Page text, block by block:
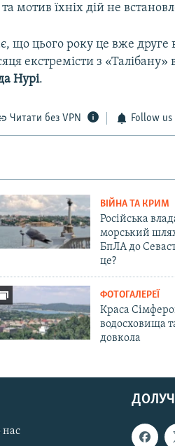
мотив їхніх дій не
що цього року це вже друге
екстремісти з «Талібану»
Нурі.
Читати без VPN Follow us
ВІЙНА ТА КРИМ
Російська
морський
БпЛА до
це?
ФОТОГАЛЕРЕЇ
Краса
водосховища
довкола
нас